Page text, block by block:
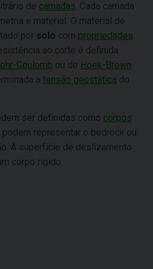
de camadas . Cada camada
e material. O material de
por solo com propriedades
ao corte é definida
Coulomb ou de Hoek-Brown
a tensão geostática do
ser definidas como corpos
podem representar o bedrock ou
A superfície de deslizamento
corpo rígido.